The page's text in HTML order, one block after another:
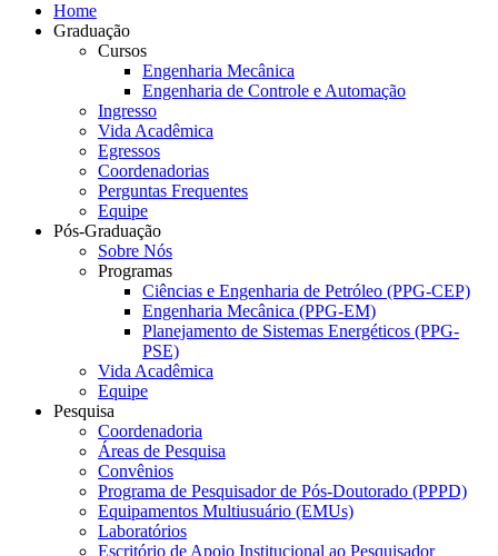
Home
Graduação
Cursos
Engenharia Mecânica
Engenharia de Controle e Automação
Ingresso
Vida Acadêmica
Egressos
Coordenadorias
Perguntas Frequentes
Equipe
Pós-Graduação
Sobre Nós
Programas
Ciências e Engenharia de Petróleo (PPG-CEP)
Engenharia Mecânica (PPG-EM)
Planejamento de Sistemas Energéticos (PPG-
PSE)
Vida Acadêmica
Equipe
Pesquisa
Coordenadoria
Áreas de Pesquisa
Convênios
Programa de Pesquisador de Pós-Doutorado (PPPD)
Equipamentos Multiusuário (EMUs)
Laboratórios
Escritório de Apoio Institucional ao Pesquisador